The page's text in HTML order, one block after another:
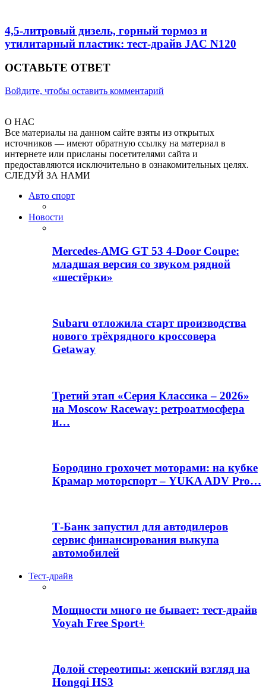
4,5-литровый дизель, горный тормоз и
утилитарный пластик: тест-драйв JAC N120
ОСТАВЬТЕ ОТВЕТ
Войдите, чтобы оставить комментарий
О НАС
Все материалы на данном сайте взяты из открытых
источников — имеют обратную ссылку на материал в
интернете или присланы посетителями сайта и
предоставляются исключительно в ознакомительных целях.
СЛЕДУЙ ЗА НАМИ
Авто спорт
Новости
Mercedes-AMG GT 53 4-Door Coupe:
младшая версия со звуком рядной
«шестёрки»
Subaru отложила старт производства
нового трёхрядного кроссовера
Getaway
Третий этап «Серия Классика – 2026»
на Moscow Raceway: ретроатмосфера
и…
Бородино грохочет моторами: на кубке
Крамар моторспорт – YUKA ADV Pro…
Т-Банк запустил для автодилеров
сервис финансирования выкупа
автомобилей
Тест-драйв
Мощности много не бывает: тест-драйв
Voyah Free Sport+
Долой стереотипы: женский взгляд на
Hongqi HS3